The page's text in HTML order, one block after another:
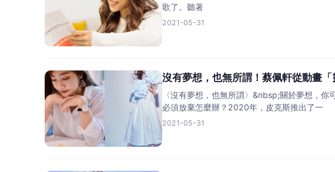
歌了。聽著
2021-05-31
沒有夢想，也無所謂！蔡佩軒從動畫
〈沒有夢想，也無所謂〉&nbsp;關於夢想，
必須放棄怎麼辦？2020年，皮克斯推出了一
2021-05-31